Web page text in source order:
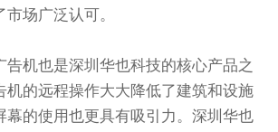
场广泛认可。
告机也是深圳华也科技的核心产品之
机的远程操作大大降低了建筑和设施
幕的使用也更具有吸引力。深圳华也